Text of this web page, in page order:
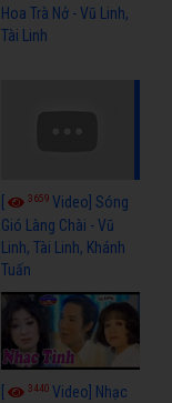
Hoa Trà Nở - Vũ Linh,
Tài Linh
3659Video] Sóng
Gió Làng Chài - Vũ
Linh, Tài Linh, Khánh
Tuấn
3440Video] Nhạc